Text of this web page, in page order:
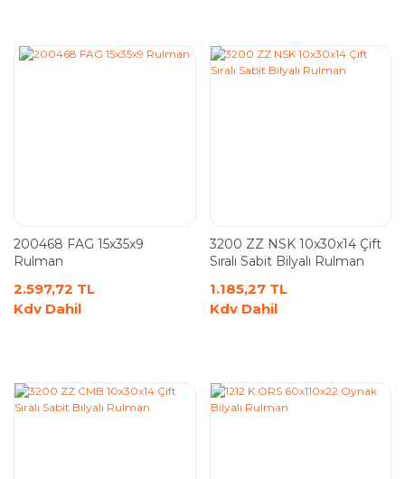
200468 FAG 15x35x9
Rulman
2.597,72 TL
Kdv Dahil
3200 ZZ NSK 10x30x14 Çift
Sıralı Sabit Bilyalı Rulman
1.185,27 TL
Kdv Dahil